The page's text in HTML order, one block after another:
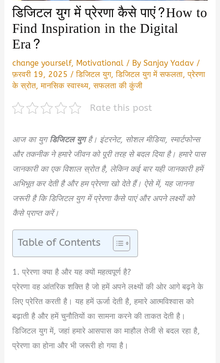
डिजिटल युग में प्रेरणा कैसे पाएं?How to
Find Inspiration in the Digital
Era?
change yourself, Motivational / BySanjay Yadav /
फ़रवरी 19, 2025 /डिजिटल युग,डिजिटल युग में सफलता,प्रेरणा
के स्रोत,मानसिक स्वास्थ्य,सफलता की कुंजी
Rate this post
आज का युग डिजिटल युगहै। इंटरनेट, सोशल मीडिया, स्मार्टफोन्स
और तकनीक ने हमारे जीवन को पूरी तरह से बदल दिया है। हमारे पास
जानकारी का एक विशाल स्रोत है, लेकिन कई बार यही जानकारी हमें
अभिभूत कर देती है और हम प्रेरणा खो देते हैं। ऐसे में, यह जानना
जरूरी है कि डिजिटल युग में प्रेरणा कैसे पाएं और अपने लक्ष्यों को
कैसे प्राप्त करें।
Table of Contents
1. प्रेरणा क्या है और यह क्यों महत्वपूर्ण है?
प्रेरणा वह आंतरिक शक्ति है जो हमें अपने लक्ष्यों की ओर आगे बढ़ने के
लिए प्रेरित करती है। यह हमें ऊर्जा देती है, हमारे आत्मविश्वास को
बढ़ाती है और हमें चुनौतियों का सामना करने की ताकत देती है।
डिजिटल युग में, जहां हमारे आसपास का माहौल तेजी से बदल रहा है,
प्रेरणा का होना और भी जरूरी हो गया है।